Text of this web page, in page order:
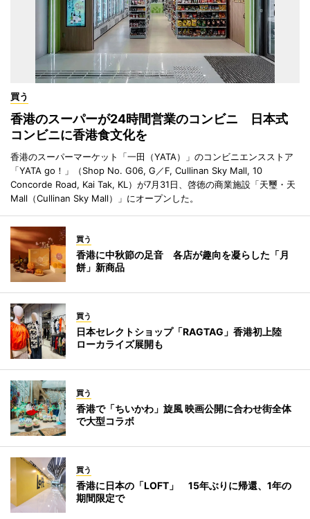
買う
香港のスーパーが24時間営業のコンビニ 日本式
コンビニに香港食文化を
香港のスーパーマーケット「一田（YATA）」のコンビニエンスストア
「YATA go！」（Shop No. G06, G／F, Cullinan Sky Mall, 10
Concorde Road, Kai Tak, KL）が7月31日、啓徳の商業施設「天璽・天
Mall（Cullinan Sky Mall）」にオープンした。
買う
香港に中秋節の足音 各店が趣向を凝らした「月
餅」新商品
買う
日本セレクトショップ「RAGTAG」香港初上陸
ローカライズ展開も
買う
香港で「ちいかわ」旋風 映画公開に合わせ街全体
で大型コラボ
買う
香港に日本の「LOFT」 15年ぶりに帰還、1年の
期間限定で